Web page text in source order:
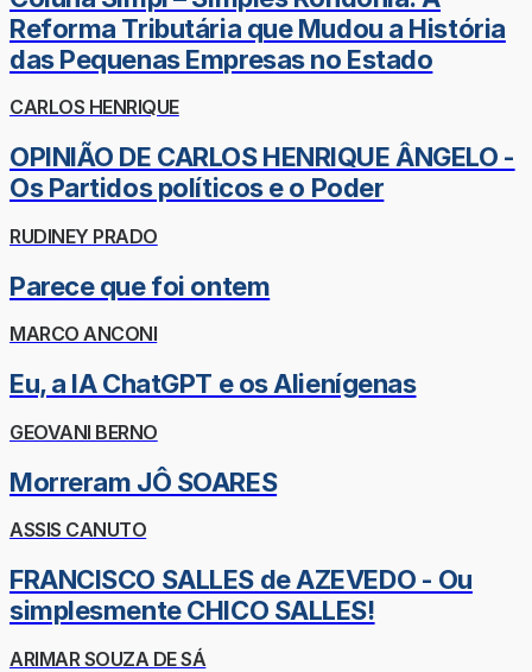
Reforma Tributária que Mudou a História
das Pequenas Empresas no Estado
CARLOS HENRIQUE
OPINIÃO DE CARLOS HENRIQUE ÂNGELO -
Os Partidos políticos e o Poder
RUDINEY PRADO
Parece que foi ontem
MARCO ANCONI
Eu, a IA ChatGPT e os Alienígenas
GEOVANI BERNO
Morreram JÔ SOARES
ASSIS CANUTO
FRANCISCO SALLES de AZEVEDO - Ou
simplesmente CHICO SALLES!
ARIMAR SOUZA DE SÁ